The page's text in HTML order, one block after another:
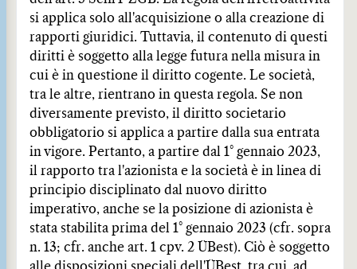
si applica solo all'acquisizione o alla creazione di
rapporti giuridici. Tuttavia, il contenuto di questi
diritti è soggetto alla legge futura nella misura in
cui è in questione il diritto cogente. Le società,
tra le altre, rientrano in questa regola. Se non
diversamente previsto, il diritto societario
obbligatorio si applica a partire dalla sua entrata
in vigore. Pertanto, a partire dal 1° gennaio 2023,
il rapporto tra l'azionista e la società è in linea di
principio disciplinato dal nuovo diritto
imperativo, anche se la posizione di azionista è
stata stabilita prima del 1° gennaio 2023 (cfr. sopra
n. 13; cfr. anche art. 1 cpv. 2 ÜBest). Ciò è soggetto